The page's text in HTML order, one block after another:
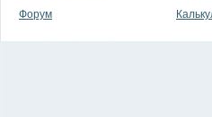
Форум